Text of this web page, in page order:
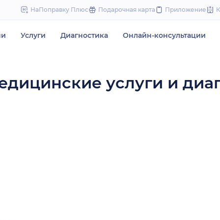
to
НаПоправку Плюс Подарочная карта Приложение
Услуги Диагностика Онлайн-консультации
услуги и